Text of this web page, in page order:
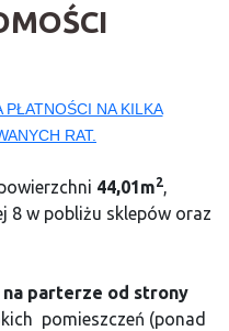
NA KILKA
RAT.
44,01m2,
8 w pobliżu sklepów oraz
na parterze od strony
pomieszczeń (ponad